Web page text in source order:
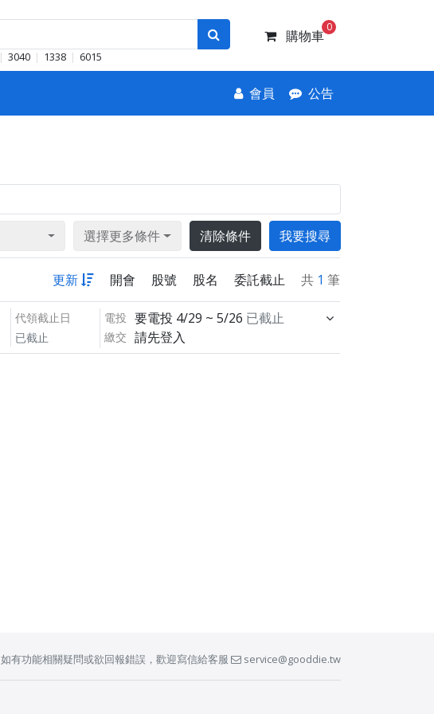
3040 1338 6015
購物車
0
會員 公告
選擇更多條件 清除條件 我要搜尋
更新 開會 股號 股名 委託截止 共 1 筆
代領截止日
已截止
電投 要電投 4/29 ~ 5/26 已截止
繳交 請先登入
如有功能相關疑問或欲回報錯誤，歡迎寫信給客服 service@gooddie.tw